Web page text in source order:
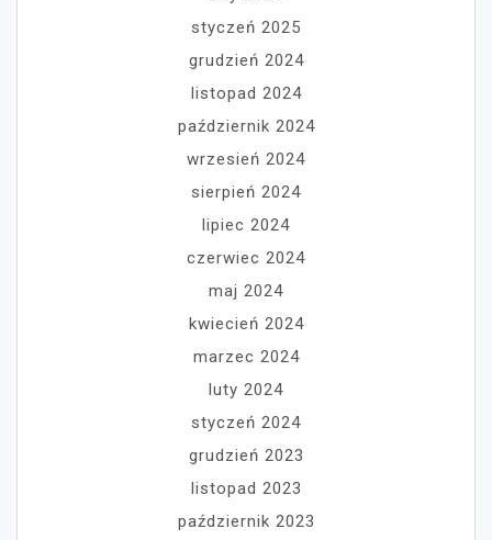
styczeń 2025
grudzień 2024
listopad 2024
październik 2024
wrzesień 2024
sierpień 2024
lipiec 2024
czerwiec 2024
maj 2024
kwiecień 2024
marzec 2024
luty 2024
styczeń 2024
grudzień 2023
listopad 2023
październik 2023